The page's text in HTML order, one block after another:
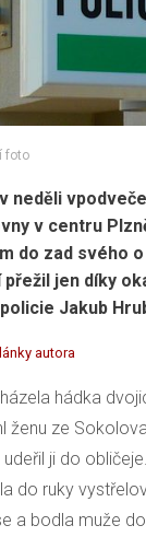
foto
neděli
v centru
do zad svého
jen díky
Jakub
autora
hádka
ženu ze
ji do
do ruky
a bodla muže do